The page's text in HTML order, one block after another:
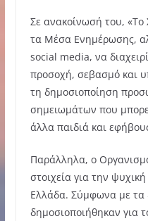
Σε ανακοίνωσή του, «Το
τα Μέσα Ενημέρωσης,
social media, να
προσοχή, σεβασμό και
τη δημοσιοποίηση
σημειωμάτων που
άλλα παιδιά και
Παράλληλα, ο
στοιχεία για την
Ελλάδα. Σύμφωνα με τα
δημοσιοποιήθηκαν για